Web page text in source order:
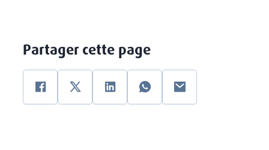
Partager cette page
FacebookTwitterLinkedinWhatsAppemail